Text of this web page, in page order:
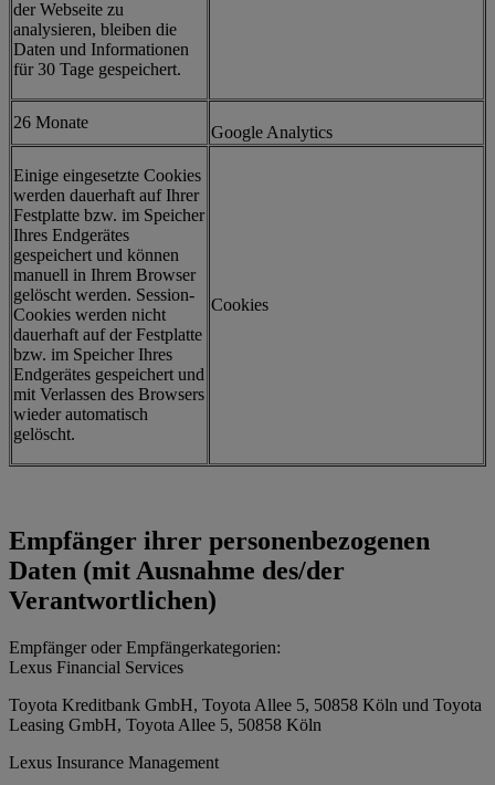
der Webseite zu
analysieren, bleiben die
Daten und Informationen
für 30 Tage gespeichert.
26 Monate
Google Analytics
Einige eingesetzte Cookies
werden dauerhaft auf Ihrer
Festplatte bzw. im Speicher
Ihres Endgerätes
gespeichert und können
manuell in Ihrem Browser
gelöscht werden. Session-
Cookies werden nicht
dauerhaft auf der Festplatte
bzw. im Speicher Ihres
Endgerätes gespeichert und
mit Verlassen des Browsers
wieder automatisch
gelöscht.
Cookies
Empfänger ihrer personenbezogenen
Daten (mit Ausnahme des/der
Verantwortlichen)
Empfänger oder Empfängerkategorien:
Lexus Financial Services
Toyota Kreditbank GmbH, Toyota Allee 5, 50858 Köln und Toyota
Leasing GmbH, Toyota Allee 5, 50858 Köln
Lexus Insurance Management